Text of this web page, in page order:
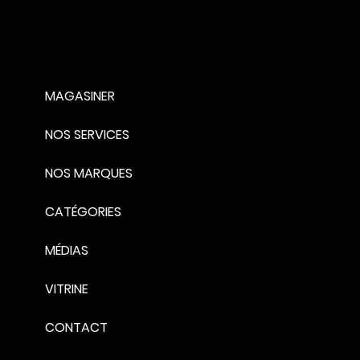
facilité d'utilisation et la
(grâce à notre technologie
halos apparaissent après le
causée par des conditions
chaude), ils peuvent être
quick detailer Perfecta
développé et testé dans les
MAGASINER
NOS SERVICES
NOS MARQUES
CATÉGORIES
MÉDIAS
VITRINE
CONTACT